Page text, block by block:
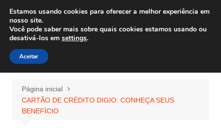
para
conteúdo
Wiley Wales
corais algas e vida marinha
Página inicial
CARTÃO DE CRÉDITO DIGIO: CONHEÇA SEUS
BENEFÍCIO
Estamos usando cookies para oferecer a melhor experiência em
nosso site.
Você pode saber mais sobre quais cookies estamos usando ou
desativá-los em settings.
Aceitar